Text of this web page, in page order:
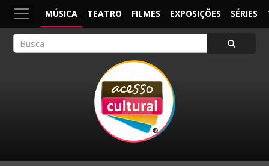
MÚSICA TEATRO FILMES EXPOSIÇÕES SÉRIES